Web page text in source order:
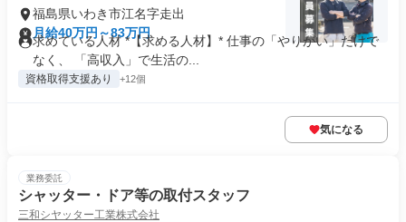
福島県いわき市江名字走出
月給40万円～83万円
求めている人材 *【求める人材】* 仕事の「やりがい」だけで
なく、 「高収入」で生活の...
資格取得支援あり +12個
気になる
業務委託
シャッター・ドア等の取付スタッフ
三和シヤッター工業株式会社